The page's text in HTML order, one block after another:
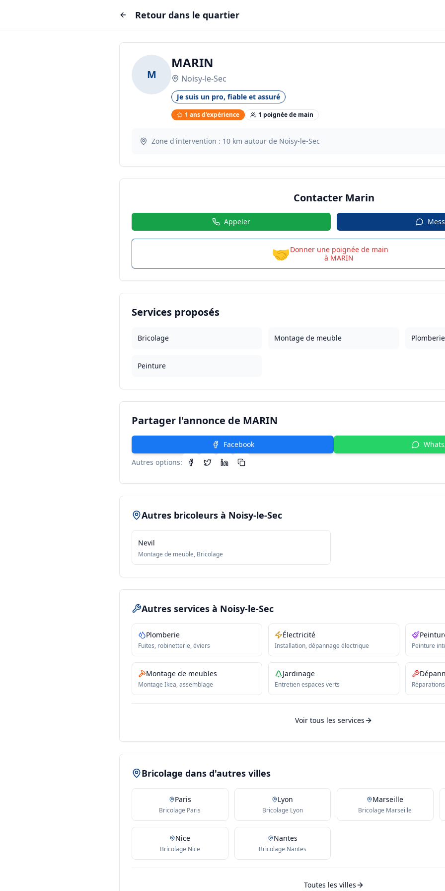
Retour dans le quartier
M
MARIN
Noisy-le-Sec
Je suis un pro, fiable et assuré
1 ans d'expérience 1 poignéede main
Zone d'intervention : 10 km autour de Noisy-le-Sec
Contacter Marin
Appeler
🤝Donner une poignée de main
à MARIN
Services proposés
Bricolage Montage de meuble Plomberie
Peinture
Partager l'annonce de MARIN
Facebook
Autres options:
Autres bricoleurs à Noisy-le-Sec
Nevil
Montage de meuble, Bricolage
Autres services à Noisy-le-Sec
Plomberie
Fuites, robinetterie, éviers
Électricité
Installation, dépannage électrique Peinture
Montage de meubles
Montage Ikea, assemblage
Jardinage
Entretien espaces verts
Voir tous les services
Bricolage dans d'autres villes
Paris
Bricolage Paris
Lyon
Bricolage Lyon
Marseille
Bricolage Marseille
Nice
Bricolage Nice
Nantes
Bricolage Nantes
Toutes les villes